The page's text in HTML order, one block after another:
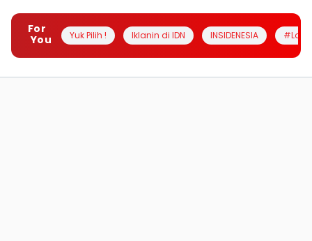
For
You
Yuk Pilih ! Iklanin di IDN INSIDENESIA